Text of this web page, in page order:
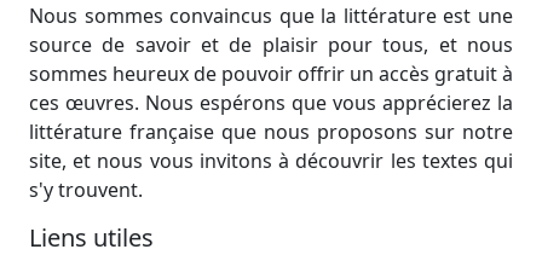
Nous sommes convaincus que la littérature est une
source de savoir et de plaisir pour tous, et nous
sommes heureux de pouvoir offrir un accès gratuit à
ces œuvres. Nous espérons que vous apprécierez la
littérature française que nous proposons sur notre
site, et nous vous invitons à découvrir les textes qui
s'y trouvent.
Liens utiles